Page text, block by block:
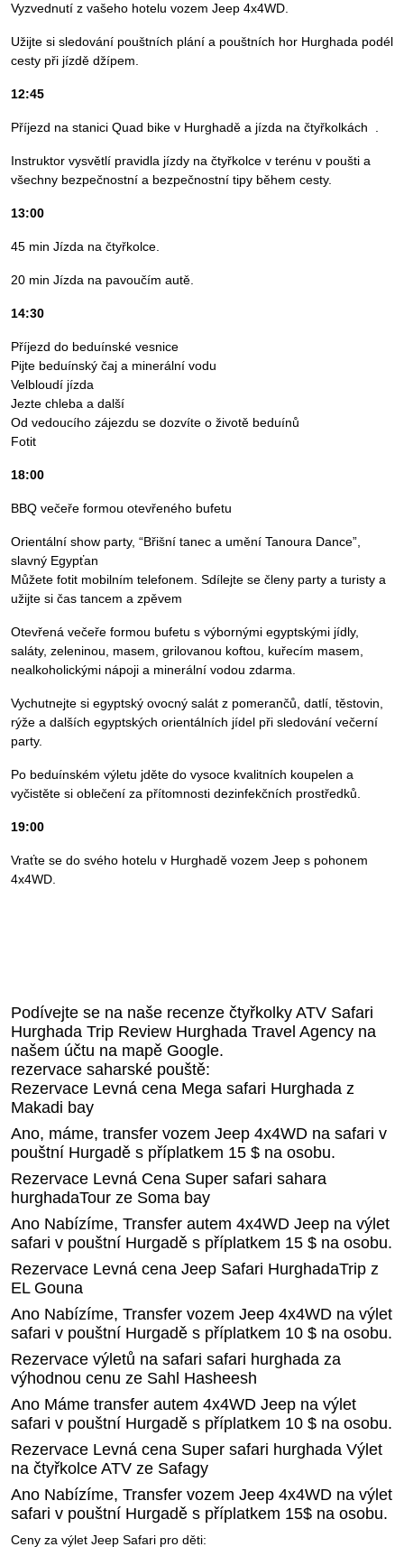
Vyzvednutí z vašeho hotelu vozem Jeep 4x4WD.
Užijte si sledování pouštních plání a pouštních hor Hurghada podél
cesty při jízdě džípem.
12:45
Příjezd na stanici Quad bike v Hurghadě a jízda na čtyřkolkách .
Instruktor vysvětlí pravidla jízdy na čtyřkolce v terénu v poušti a
všechny bezpečnostní a bezpečnostní tipy během cesty.
13:00
45 min Jízda na čtyřkolce.
20 min Jízda na pavoučím autě.
14:30
Příjezd do beduínské vesnice
Pijte beduínský čaj a minerální vodu
Velbloudí jízda
Jezte chleba a další
Od vedoucího zájezdu se dozvíte o životě beduínů
Fotit
18:00
BBQ večeře formou otevřeného bufetu
Orientální show party, “Břišní tanec a umění Tanoura Dance”,
slavný Egypťan
Můžete fotit mobilním telefonem. Sdílejte se členy party a turisty a
užijte si čas tancem a zpěvem
Otevřená večeře formou bufetu s výbornými egyptskými jídly,
saláty, zeleninou, masem, grilovanou koftou, kuřecím masem,
nealkoholickými nápoji a minerální vodou zdarma.
Vychutnejte si egyptský ovocný salát z pomerančů, datlí, těstovin,
rýže a dalších egyptských orientálních jídel při sledování večerní
party.
Po beduínském výletu jděte do vysoce kvalitních koupelen a
vyčistěte si oblečení za přítomnosti dezinfekčních prostředků.
19:00
Vraťte se do svého hotelu v Hurghadě vozem Jeep s pohonem
4x4WD.
Podívejte se na naše recenze čtyřkolky ATV Safari
Hurghada Trip Review Hurghada Travel Agency na
našem účtu na mapě Google.
rezervace saharské pouště:
Rezervace Levná cena Mega safari Hurghada z
Makadi bay
Ano, máme, transfer vozem Jeep 4x4WD na safari v
pouštní Hurgadě s příplatkem 15 $ na osobu.
Rezervace Levná Cena Super safari sahara
hurghadaTour ze Soma bay
Ano Nabízíme, Transfer autem 4x4WD Jeep na výlet
safari v pouštní Hurgadě s příplatkem 15 $ na osobu.
Rezervace Levná cena Jeep Safari HurghadaTrip z
EL Gouna
Ano Nabízíme, Transfer vozem Jeep 4x4WD na výlet
safari v pouštní Hurgadě s příplatkem 10 $ na osobu.
Rezervace výletů na safari safari hurghada za
výhodnou cenu ze Sahl Hasheesh
Ano Máme transfer autem 4x4WD Jeep na výlet
safari v pouštní Hurgadě s příplatkem 10 $ na osobu.
Rezervace Levná cena Super safari hurghada Výlet
na čtyřkolce ATV ze Safagy
Ano Nabízíme, Transfer vozem Jeep 4x4WD na výlet
safari v pouštní Hurgadě s příplatkem 15$ na osobu.
Ceny za výlet Jeep Safari pro děti: